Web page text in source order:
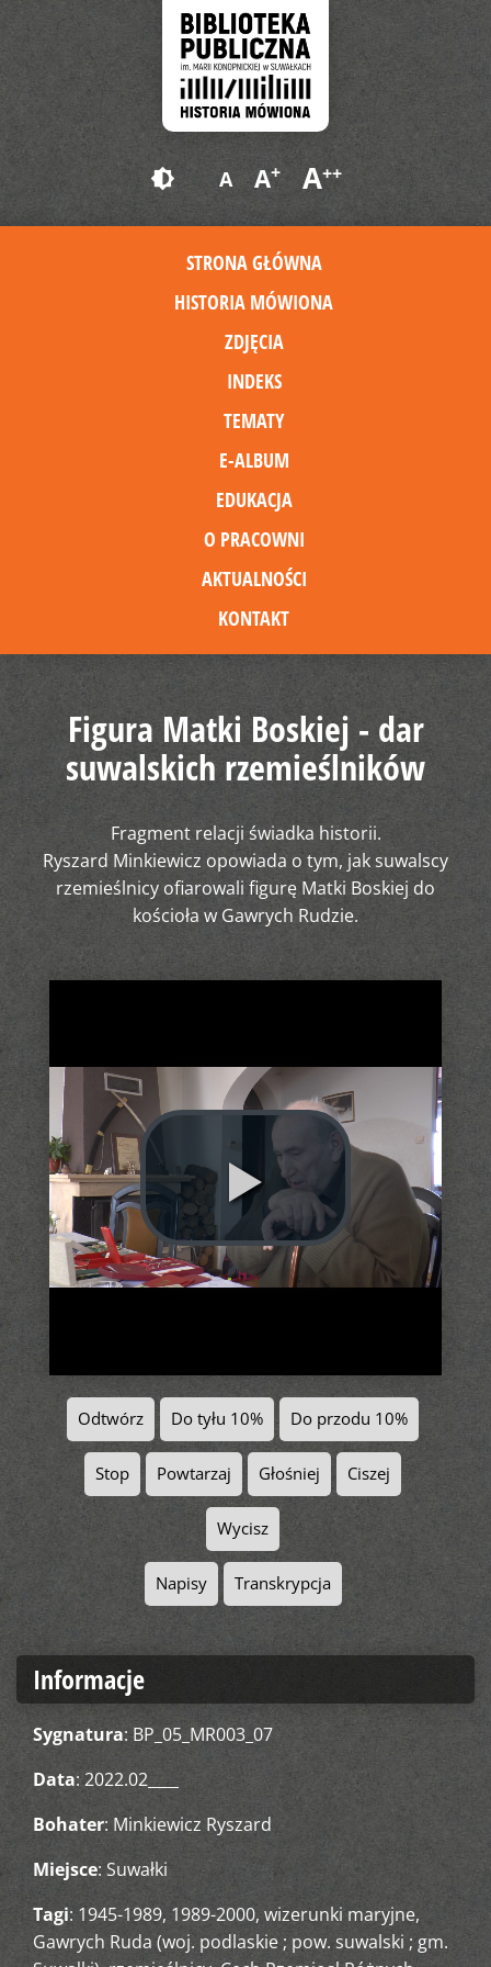
brightness_6 A A+ A++
STRONA GŁÓWNA
HISTORIA MÓWIONA
ZDJĘCIA
INDEKS
TEMATY
E-ALBUM
EDUKACJA
O PRACOWNI
AKTUALNOŚCI
KONTAKT
Figura Matki Boskiej - dar
suwalskich rzemieślników
Fragment relacji świadka historii.
Ryszard Minkiewicz opowiada o tym, jak suwalscy
rzemieślnicy ofiarowali figurę Matki Boskiej do
kościoła w Gawrych Rudzie.
Odtwórz Do tyłu 10% Do przodu 10%
Stop Powtarzaj Głośniej Ciszej
Wycisz
Napisy Transkrypcja
Informacje
Sygnatura: BP_05_MR003_07
Data: 2022.02____
Bohater: Minkiewicz Ryszard
Miejsce: Suwałki
Tagi: 1945-1989, 1989-2000, wizerunki maryjne,
Gawrych Ruda (woj. podlaskie ; pow. suwalski ; gm.